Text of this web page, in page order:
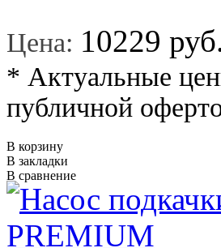
Цена: 10229
* Актуальные
публичной
В корзину
В закладки
В сравнение